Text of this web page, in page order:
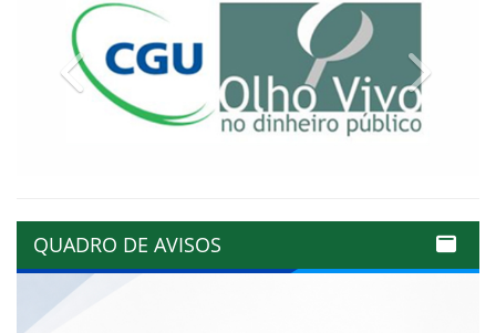
Previous
QUADRO DE AVISOS